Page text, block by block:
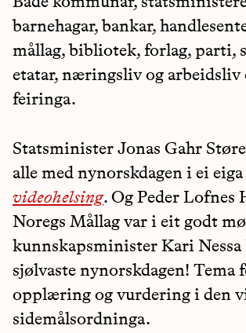
barnehagar, bankar,
mållag, bibliotek, forlag, parti,
etatar, næringsliv og arbeidsliv
feiringa.
Statsminister Jonas Gahr
alle med nynorskdagen i ei eiga
videohelsing. Og Peder Lofnes
Noregs Mållag var i eit godt
kunnskapsminister Kari
sjølvaste nynorskdagen! Tema
opplæring og vurdering i den
sidemålsordninga.